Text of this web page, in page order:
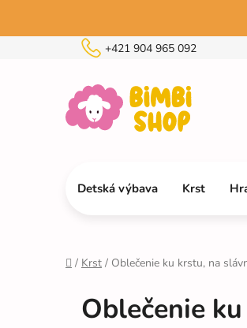
+421 904 965 092
Detská výbava Krst
/ Krst / Oblečenie ku krstu, na
Oblečenie